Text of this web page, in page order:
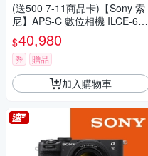
(送500 7-11商品卡)【Sony 索
尼】APS-C 數位相機 ILCE-670
0 單機身 (公司貨 保固18+6個
月)
$40,980
券 贈品
加入購物車